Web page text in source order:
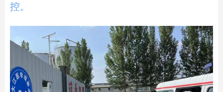
控。